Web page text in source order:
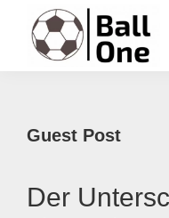
Inhalt
springen
Seitenspalte
springen
Fußzeile
springen
Guest Post
Der